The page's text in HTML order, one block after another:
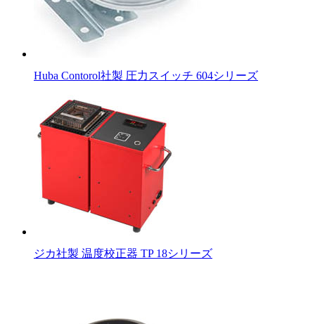
Huba Contorol社製 圧力スイッチ 604シリーズ
ジカ社製 温度校正器 TP 18シリーズ